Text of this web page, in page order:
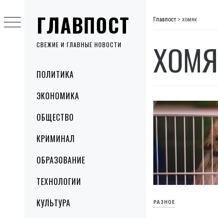
ГЛАВПОСТ
СВЕЖИЕ И ГЛАВНЫЕ НОВОСТИ
MenuПОЛИТИКА
ЭКОНОМИКА
ОБЩЕСТВО
КРИМИНАЛ
ОБРАЗОВАНИЕ
ТЕХНОЛОГИИ
КУЛЬТУРА
to
content
Главпост > хомяк
РАЗНОЕ